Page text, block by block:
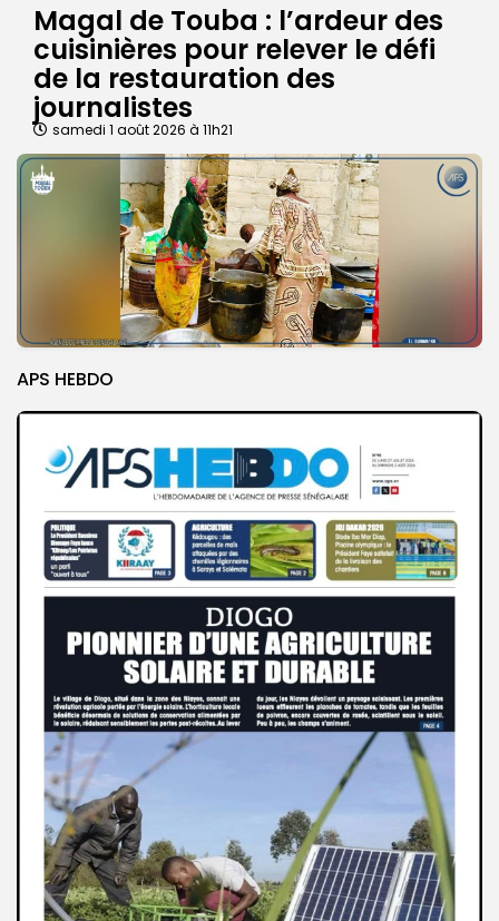
Magal de Touba : l’ardeur des
cuisinières pour relever le défi
de la restauration des
journalistes
samedi 1 août 2026 à 11h21
APS HEBDO